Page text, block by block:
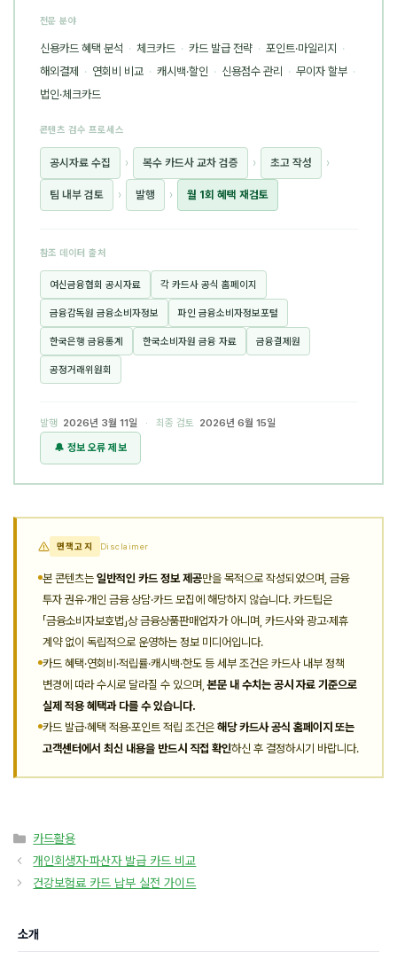
전문 분야
신용카드 혜택 분석 · 체크카드 · 카드 발급 전략 · 포인트·마일리지 ·
해외결제 · 연회비 비교 · 캐시백·할인 · 신용점수 관리 · 무이자 할부 ·
법인·체크카드
콘텐츠 검수 프로세스
공시자료 수집 › 복수 카드사 교차 검증 › 초고 작성 ›
팀 내부 검토 › 발행 › 월 1회 혜택 재검토
참조 데이터 출처
여신금융협회 공시자료 각 카드사 공식 홈페이지
금융감독원 금융소비자정보 파인 금융소비자정보포털
한국은행 금융통계 한국소비자원 금융 자료 금융결제원
공정거래위원회
발행 2026년 3월 11일 · 최종 검토
2026년 6월 15일
🔔 정보 오류 제보
면책고지 Disclaimer
본 콘텐츠는 일반적인 카드 정보 제공만을 목적으로 작성되었으며, 금융
투자 권유·개인 금융 상담·카드 모집에 해당하지 않습니다. 카드팁은
「금융소비자보호법」상 금융상품판매업자가 아니며, 카드사와 광고·제휴
계약 없이 독립적으로 운영하는 정보 미디어입니다.
카드 혜택·연회비·적립률·캐시백·한도 등 세부 조건은 카드사 내부 정책
변경에 따라 수시로 달라질 수 있으며,본문 내 수치는 공시 자료 기준으로
실제 적용 혜택과 다를 수 있습니다.
카드 발급·혜택 적용·포인트 적립 조건은 해당 카드사 공식 홈페이지 또는
고객센터에서 최신 내용을 반드시 직접 확인하신 후 결정하시기 바랍니다.
카
테
리
카드활용
개인회생자·파산자 발급 카드 비교
건강보험료 카드 납부 실전 가이드
소개